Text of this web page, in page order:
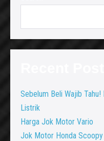
Sebelum Beli Wajib
Listrik
Harga Jok Motor Vario
Jok Motor Honda Scoopy